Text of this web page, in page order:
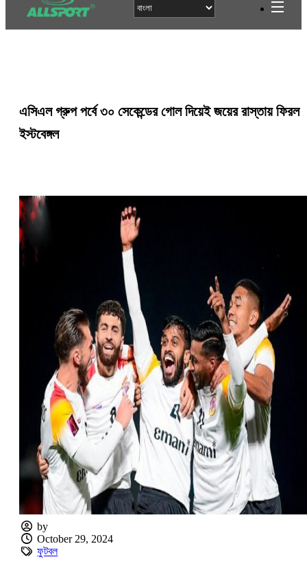
এসিএল গ্রুপ পর্বে ৩০ সেকেন্ডের গোল দিয়েই জয়ের রাস্তায় ফিরল
ইস্টবেঙ্গল
by
October 29, 2024
ফুটবল